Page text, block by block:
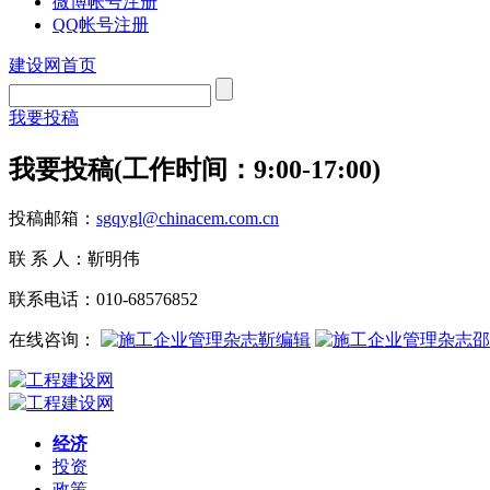
QQ帐号注册
建设网首页
我要投稿
我要投稿(工作时间：9:00-17:00)
投稿邮箱： sgqygl@chinacem.com.cn
联 系 人：靳明伟
联系电话：010-68576852
在线咨询： 靳编辑
经济
投资